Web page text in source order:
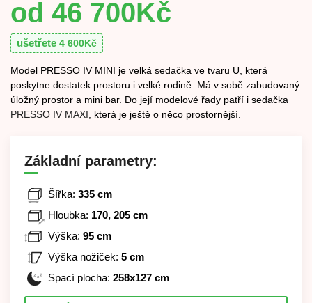
46 700Kč
ušetřete 4 600Kč
Model PRESSO IV MINI je velká sedačka ve tvaru U, která
poskytne dostatek prostoru i velké rodině. Má v sobě zabudovaný
úložný prostor a mini bar. Do její modelové řady patří i sedačka
PRESSO IV MAXI , která je ještě o něco prostornější.
Základní parametry:
Šířka: 335 cm
Hloubka: 170, 205 cm
Výška: 95 cm
Výška nožiček: 5 cm
Spací plocha: 258x127 cm